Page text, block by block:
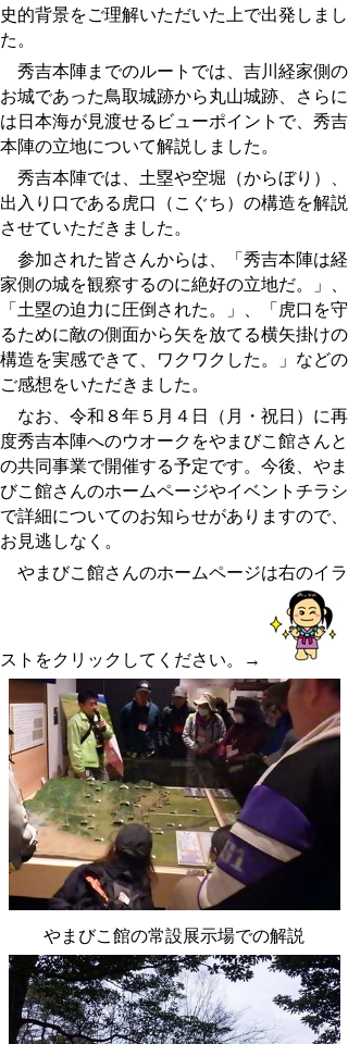
史的背景をご理解いただいた上で出発しまし
た。
秀吉本陣までのルートでは、吉川経家側の
お城であった鳥取城跡から丸山城跡、さらに
は日本海が見渡せるビューポイントで、秀吉
本陣の立地について解説しました。
秀吉本陣では、土塁や空堀（からぼり）、
出入り口である虎口（こぐち）の構造を解説
させていただきました。
参加された皆さんからは、「秀吉本陣は経
家側の城を観察するのに絶好の立地だ。」、
「土塁の迫力に圧倒された。」、「虎口を守
るために敵の側面から矢を放てる横矢掛けの
構造を実感できて、ワクワクした。」などの
ご感想をいただきました。
なお、 令和８年５月４日（月・祝日）に再
度秀吉本陣へのウオークをやまびこ館さんと
の共同事業で開催する予定です。今後、やま
びこ館さんのホームページやイベントチラシ
で詳細についてのお知らせがありますので、
お見逃しなく。
やまびこ館さんのホームページは右のイラ
ストをクリックしてください。→
やまびこ館の常設展示場での解説